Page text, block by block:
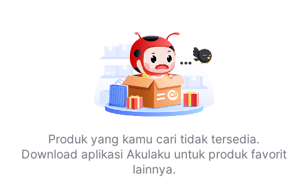
Produk yang kamu cari tidak tersedia.
Download aplikasi Akulaku untuk produk favorit
lainnya.